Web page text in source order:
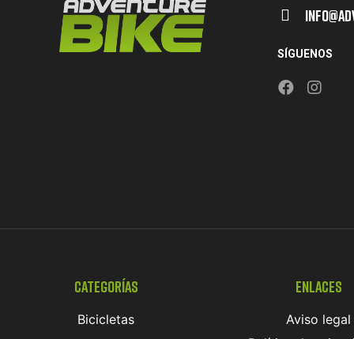
SÍGUENOS
Categorías
Bicicletas
Enlaces
Aviso legal